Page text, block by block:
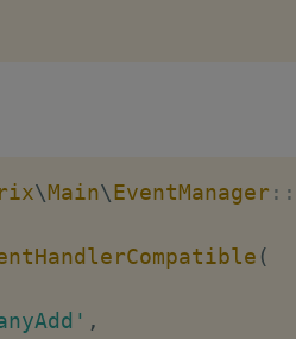
\Main\EventManager ::
(
,